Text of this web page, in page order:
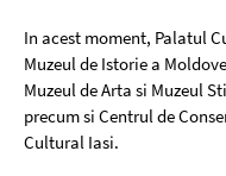
In acest moment, Palatul
Muzeul de Istorie a
Muzeul de Arta si Muzeul
precum si Centrul de
Cultural Iasi.